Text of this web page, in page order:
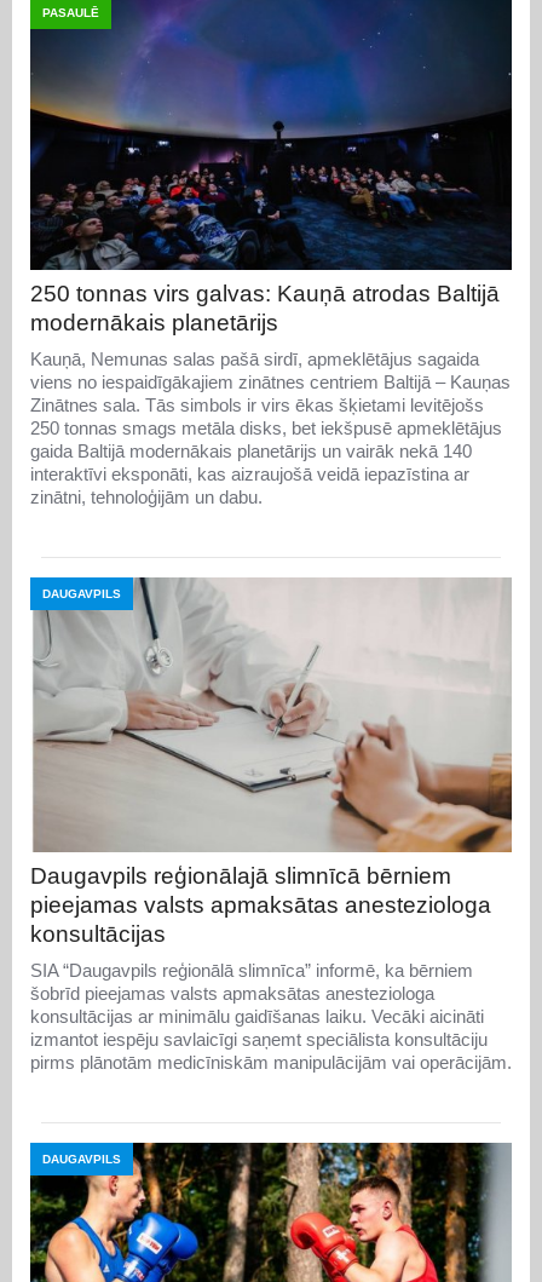
PASAULĒ
250 tonnas virs galvas: Kauņā atrodas Baltijā
modernākais planetārijs
Kauņā, Nemunas salas pašā sirdī, apmeklētājus sagaida
viens no iespaidīgākajiem zinātnes centriem Baltijā – Kauņas
Zinātnes sala. Tās simbols ir virs ēkas šķietami levitējošs
250 tonnas smags metāla disks, bet iekšpusē apmeklētājus
gaida Baltijā modernākais planetārijs un vairāk nekā 140
interaktīvi eksponāti, kas aizraujošā veidā iepazīstina ar
zinātni, tehnoloģijām un dabu.
DAUGAVPILS
Daugavpils reģionālajā slimnīcā bērniem
pieejamas valsts apmaksātas anesteziologa
konsultācijas
SIA “Daugavpils reģionālā slimnīca” informē, ka bērniem
šobrīd pieejamas valsts apmaksātas anesteziologa
konsultācijas ar minimālu gaidīšanas laiku. Vecāki aicināti
izmantot iespēju savlaicīgi saņemt speciālista konsultāciju
pirms plānotām medicīniskām manipulācijām vai operācijām.
DAUGAVPILS